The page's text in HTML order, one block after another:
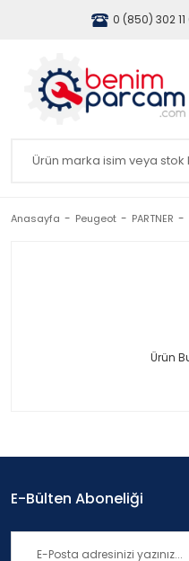
0 (850) 302
Anasayfa Peugeot PARTNER
Ürün
E-Bülten Aboneliği